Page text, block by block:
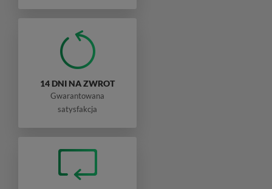
14 DNI NA ZWROT
Gwarantowana
satysfakcja